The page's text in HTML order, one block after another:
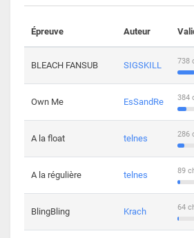
Épreuve Auteur
BLEACH FANSUB SIGSKILL 738
Own Me EsSandRe 384
A la float telnes 286
A la régulière telnes 89
BlingBling Krach 64